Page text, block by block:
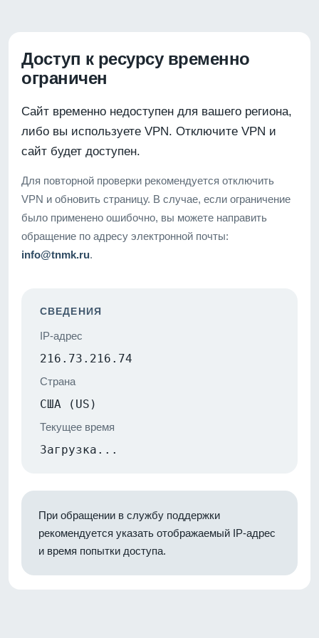
Доступ к ресурсу временно
ограничен
Сайт временно недоступен для вашего региона,
либо вы используете VPN. Отключите VPN и
сайт будет доступен.
Для повторной проверки рекомендуется отключить
VPN и обновить страницу. В случае, если ограничение
было применено ошибочно, вы можете направить
обращение по адресу электронной почты:
info@tnmk.ru.
СВЕДЕНИЯ
IP-адрес
216.73.216.74
Страна
США (US)
Текущее время
Загрузка...
При обращении в службу поддержки
рекомендуется указать отображаемый IP-адрес
и время попытки доступа.